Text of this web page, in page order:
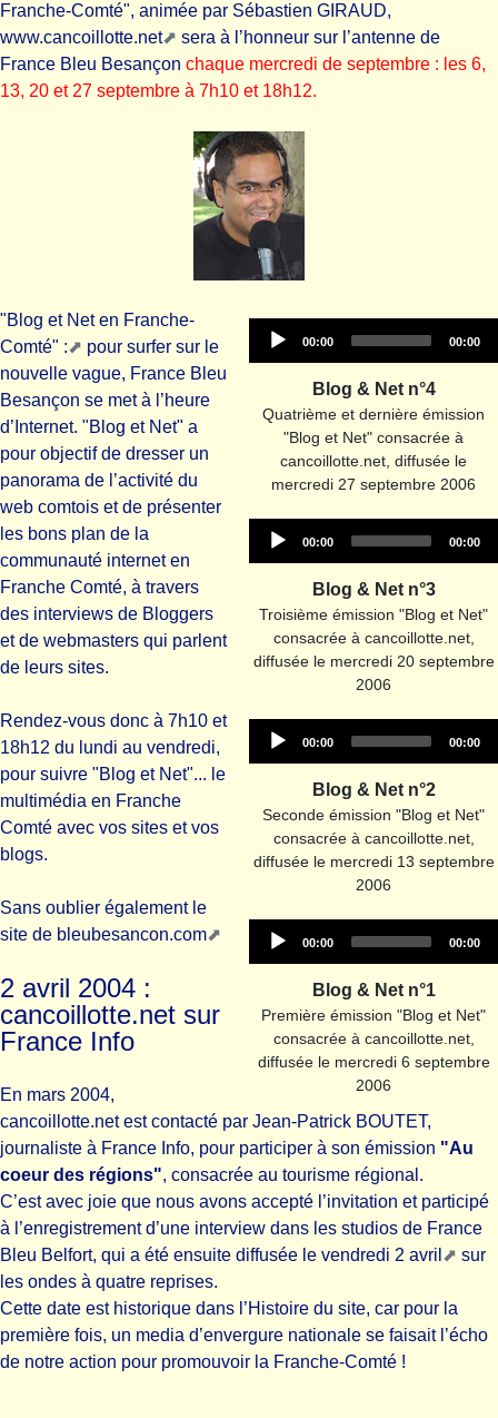
Franche-Comté", animée par Sébastien GIRAUD,
www.cancoillotte.net
sera à l’honneur sur l’antenne de
France Bleu Besançon chaque mercredi de septembre : les 6,
13, 20 et 27 septembre à 7h10 et 18h12.
Current
00:00
Total
00:00
Blog & Net n°4
Quatrième et dernière émission
"Blog et Net" consacrée à
cancoillotte.net, diffusée le
mercredi 27 septembre 2006
Current
00:00
Total
00:00
Blog & Net n°3
Troisième émission "Blog et Net"
consacrée à cancoillotte.net,
diffusée le mercredi 20 septembre
2006
Current
00:00
Total
00:00
Blog & Net n°2
Seconde émission "Blog et Net"
consacrée à cancoillotte.net,
diffusée le mercredi 13 septembre
2006
Current
00:00
Total
00:00
Blog & Net n°1
Première émission "Blog et Net"
consacrée à cancoillotte.net,
diffusée le mercredi 6 septembre
2006
"Blog et Net en Franche-
Comté" :
pour surfer sur le
nouvelle vague, France Bleu
Besançon se met à l’heure
d’Internet. "Blog et Net" a
pour objectif de dresser un
panorama de l’activité du
web comtois et de présenter
les bons plan de la
communauté internet en
Franche Comté, à travers
des interviews de Bloggers
et de webmasters qui parlent
de leurs sites.
Rendez-vous donc à 7h10 et
18h12 du lundi au vendredi,
pour suivre "Blog et Net"... le
multimédia en Franche
Comté avec vos sites et vos
blogs.
Sans oublier également le
site de bleubesancon.com
2 avril 2004 :
cancoillotte.net sur
France Info
En mars 2004,
cancoillotte.net est contacté par Jean-Patrick BOUTET,
journaliste à France Info, pour participer à son émission "Au
coeur des régions", consacrée au tourisme régional.
C’est avec joie que nous avons accepté l’invitation et participé
à l’enregistrement d’une interview dans les studios de France
Bleu Belfort, qui a été ensuite diffusée le vendredi 2 avril
sur
les ondes à quatre reprises.
Cette date est historique dans l’Histoire du site, car pour la
première fois, un media d’envergure nationale se faisait l’écho
de notre action pour promouvoir la Franche-Comté !